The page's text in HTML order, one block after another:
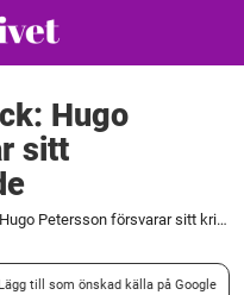
Hugo
sitt
Sveriges mästerkock: Hugo Petersson försvarar sitt kritiserade beteende
Lägg till som önskad källa på Google